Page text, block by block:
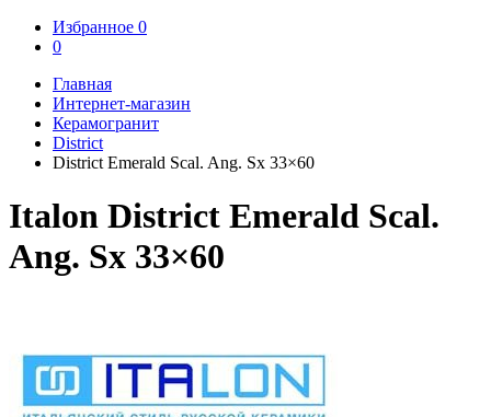
Избранное 0
0
Главная
Интернет-магазин
Керамогранит
District
District Emerald Scal. Ang. Sx 33×60
Italon District Emerald Scal.
Ang. Sx 33×60